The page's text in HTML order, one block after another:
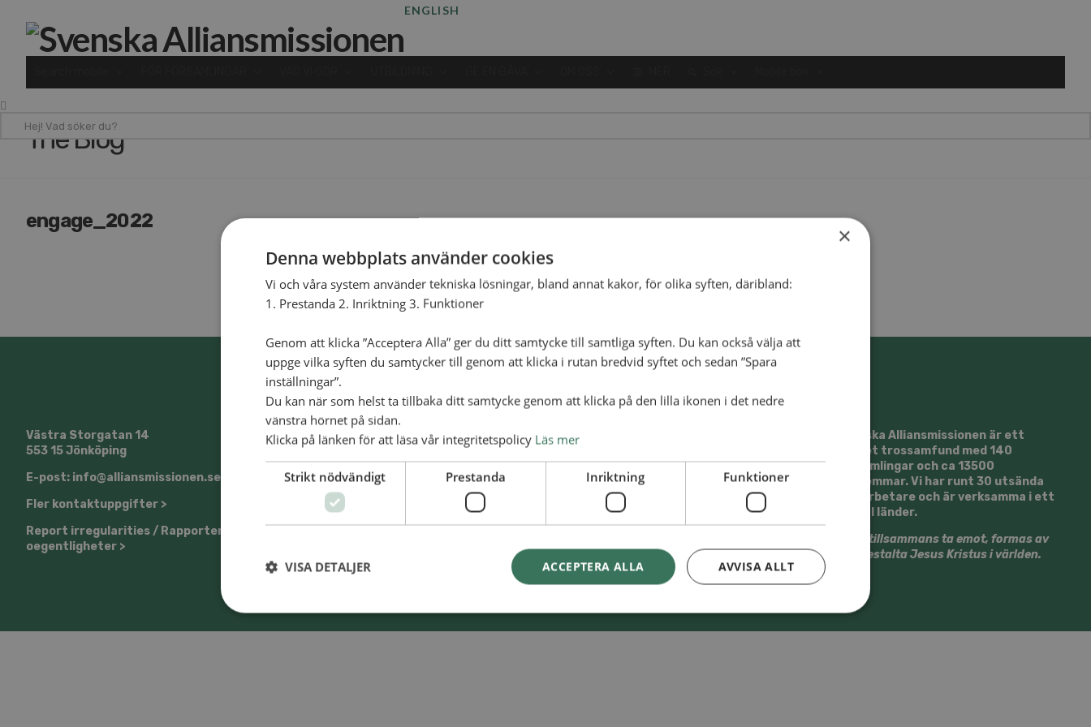
ENGLISH
The Blog
engage_2022
Västra Storgatan 14
553 15 Jönköping
E-post: info@alliansmissionen.se
Fler kontaktuppgifter >
Report irregularities / Rapportera
oegentligheter >
@SvenskaAlliansmissionen Swish
BG900-8590
Svenska Alliansmissionen är ett
kristet trossamfund med 140
församlingar och ca 13500
medlemmar. Vi har runt 30 utsända
medarbetare och är verksamma i ett
20-tal länder.
Vi vill tillsammans ta emot, formas av
och gestalta Jesus Kristus i världen.
×
Denna webbplats använder cookies
Vi och våra system använder tekniska lösningar, bland annat kakor, för olika syften, däribland:
1. Prestanda 2. Inriktning 3. Funktioner
Genom att klicka ”Acceptera Alla” ger du ditt samtycke till samtliga syften. Du kan också välja att
uppge vilka syften du samtycker till genom att klicka i rutan bredvid syftet och sedan ”Spara
inställningar”.
Du kan när som helst ta tillbaka ditt samtycke genom att klicka på den lilla ikonen i det nedre
vänstra hörnet på sidan.
Klicka på länken för att läsa vår integritetspolicy Läs mer
Strikt nödvändigt Prestanda Inriktning Funktioner
ACCEPTERA ALLA AVVISA ALLT
VISA DETALJER